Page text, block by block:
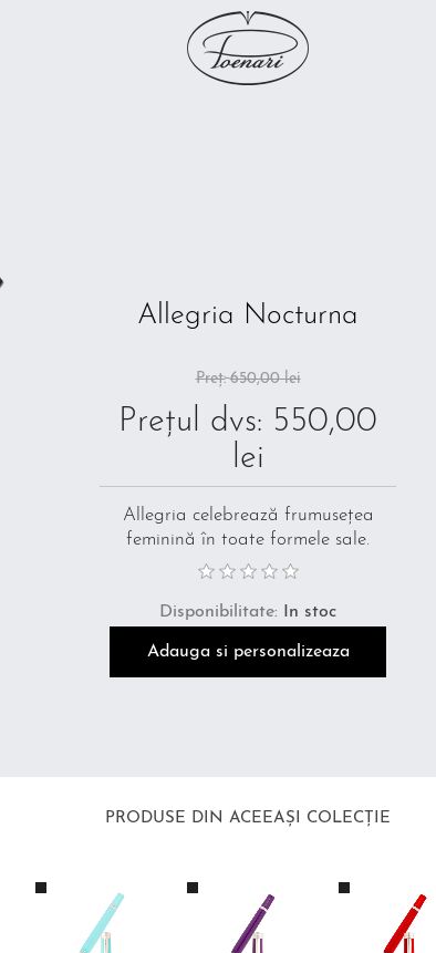
Allegria Nocturna
Preț: 650,00 lei
Prețul dvs: 550,00
lei
Allegria celebrează frumusețea
feminină în toate formele sale.
Disponibilitate: În stoc
Adauga si personalizeaza
PRODUSE DIN ACEEAȘI COLECȚIE